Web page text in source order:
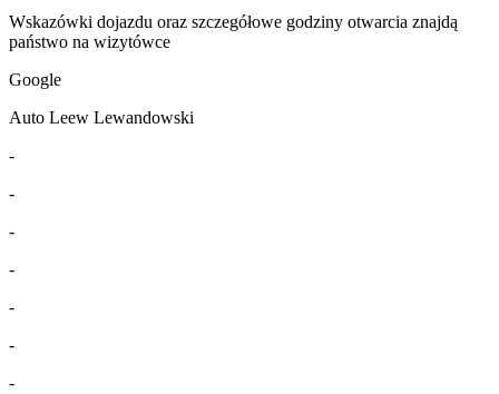
Wskazówki dojazdu oraz szczegółowe godziny otwarcia znajdą
państwo na wizytówce
Google
Auto Leew Lewandowski
-
-
-
-
-
-
-